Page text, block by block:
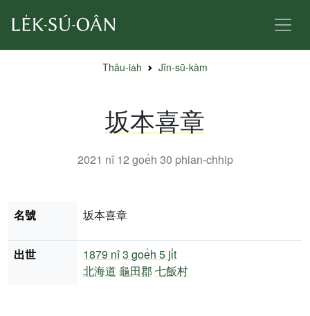
Thâu-ia̍h Jîn-sū-kàm
坂本喜章
2021 nî 12 goe̍h 30 phian-chhip
名號 坂本喜章
出世 1879 nî3 goe̍h 5 ji̍t
北海道 龜田郡 七飯村